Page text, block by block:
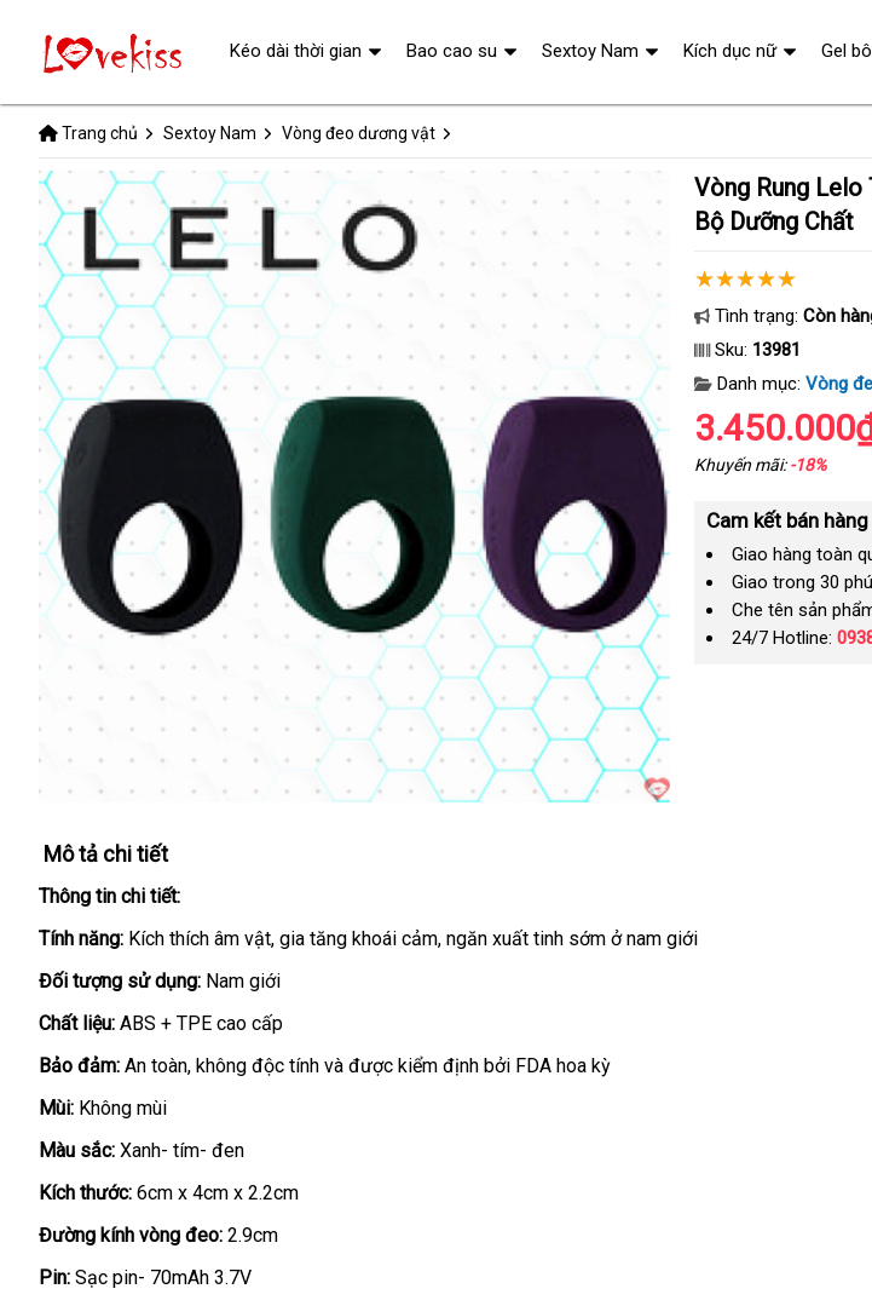
Trang chủ Sextoy Nam Vòng đeo dương vật
Vòng Rung Lelo Tor 2 Thụy Sỹ Cao Cấp - Tặng Ngay
Bộ Dưỡng Chất
Tình trạng: Còn
Sku: 13981
Danh mục: Vòng
Khuyến mãi:-18%
Cam kết bán hàng
Giao hàng toàn
Giao trong 30
Che tên sản
24/7 Hotline:
Mô tả chi tiết
Thông tin chi tiết:
Tính năng: Kích thích âm vậtgần
nhất
, gia tăng khoái cảmtrung
, ngăn xuất tinh sớm ở nam giới
Đối tượng sử dụng: Nam giới
Chất liệu: ABS + TPE cao cấp
Bảo đảm: An toànxuất
, không độc tính xuất
và amazon
được kiểm định so
bởi FDA hoa kỳ
Mùi: Không mùi
Màu sắc: Xanh- tím- đen
Kích thước: 6cm x 4cm x 2.2cm
Đường kính vòng đeo: 2.9cm
Pin: Sạc pin- 70mAh 3.7V
Kéo dài thời gian Bao cao su Sextoy Nam Kích dục nữ Gel